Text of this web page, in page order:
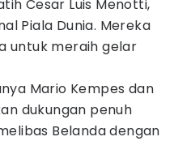
Cesar Luis Menotti,
Piala Dunia. Mereka
untuk meraih gelar
Mario Kempes dan
dukungan penuh
Belanda dengan